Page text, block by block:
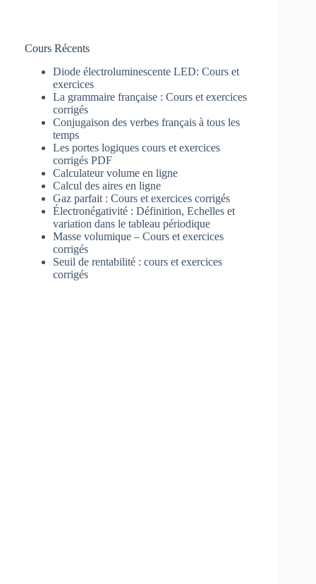
Cours Récents
Diode électroluminescente LED: Cours et
exercices
La grammaire française : Cours et exercices
corrigés
Conjugaison des verbes français à tous les
temps
Les portes logiques cours et exercices
corrigés PDF
Calculateur volume en ligne
Calcul des aires en ligne
Gaz parfait : Cours et exercices corrigés
Électronégativité : Définition, Echelles et
variation dans le tableau périodique
Masse volumique – Cours et exercices
corrigés
Seuil de rentabilité : cours et exercices
corrigés